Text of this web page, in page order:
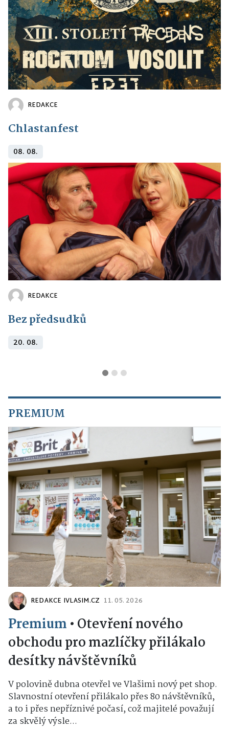
REDAKCE
Chlastanfest
08. 08.
REDAKCE
Bez předsudků
20. 08.
PREMIUM
REDAKCE IVLASIM.CZ 11. 05. 2026
Premium • Otevření nového
obchodu pro mazlíčky přilákalo
desítky návštěvníků
V polovině dubna otevřel ve Vlašimi nový pet shop.
Slavnostní otevření přilákalo přes 80 návštěvníků,
a to i přes nepříznivé počasí, což majitelé považují
za skvělý výsle...